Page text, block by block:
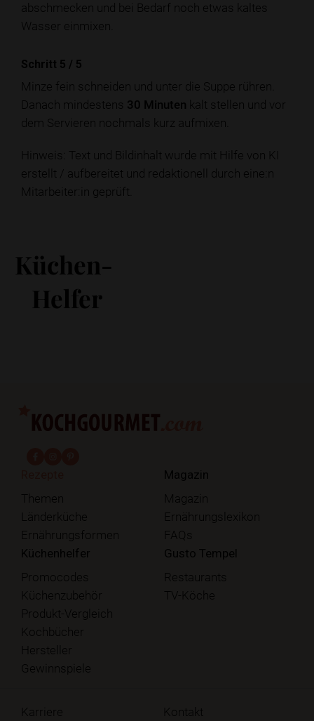
abschmecken und bei Bedarf noch etwas kaltes
Wasser einmixen.
Schritt 5 / 5
Minze fein schneiden und unter die Suppe rühren.
Danach mindestens 30 Minuten kalt stellen und vor
dem Servieren nochmals kurz aufmixen.
Hinweis: Text und Bildinhalt wurde mit Hilfe von KI
erstellt / aufbereitet und redaktionell durch eine:n
Mitarbeiter:in geprüft.
Küchen-
Helfer
Themen
Länderküche
Ernährungsformen
Magazin
Magazin
Ernährungslexikon
FAQs
Küchenhelfer
Promocodes
Küchenzubehör
Produkt-Vergleich
Kochbücher
Hersteller
Gewinnspiele
Gusto Tempel
Restaurants
TV-Köche
Karriere Kontakt